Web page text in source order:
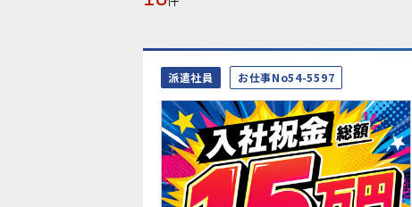
派遣社員 お仕事No54-5597